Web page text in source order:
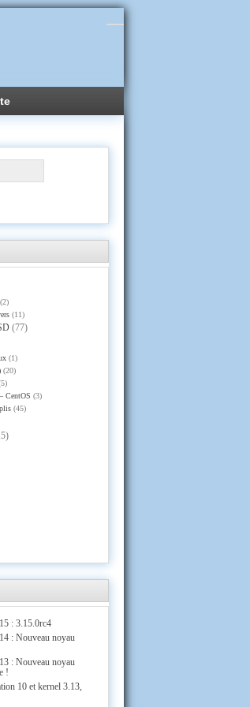
(2)
(11)
(77)
(1)
(20)
CentOS (3)
(45)
: 3.15.0rc4
: Nouveau noyau
: Nouveau noyau
!
10 et kernel 3.13,